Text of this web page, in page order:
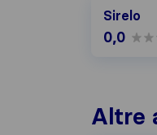
Sirelo
0,0
Altre